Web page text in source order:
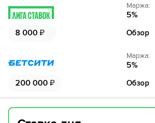
8 000 ₽
Маржа:
5%
Обзор
200 000 ₽
Маржа:
5%
Обзор